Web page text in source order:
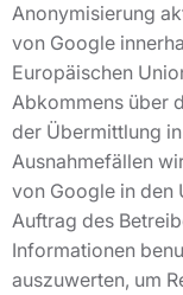
Anonymisierung
von Google
Europäischen
Abkommens über
der Übermittlung
Ausnahmefällen
von Google in den
Auftrag des
Informationen
auszuwerten, um